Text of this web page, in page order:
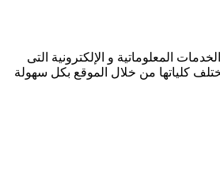
المعلوماتية و الإلكترونية التى
كلياتها من خلال الموقع بكل سهولة